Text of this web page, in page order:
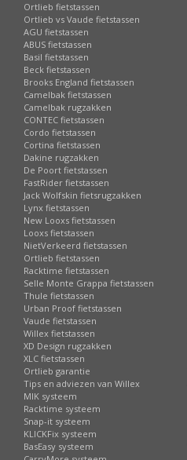
Ortlieb fietstassen
Ortlieb vs Vaude fietstassen
AGU fietstassen
ABUS fietstassen
Basil fietstassen
Beck fietstassen
Brooks England fietstassen
Camelbak fietstassen
Camelbak rugzakken
CONTEC fietstassen
Cordo fietstassen
Cortina fietstassen
Dakine rugzakken
De Poort fietstassen
FastRider fietstassen
Jack Wolfskin fietsrugzakken
Lynx fietstassen
New Looxs fietstassen
Looxs fietstassen
NietVerkeerd fietstassen
Ortlieb fietstassen
Racktime fietstassen
Selle Monte Grappa fietstassen
Thule fietstassen
Urban Proof fietstassen
Vaude fietstassen
Willex fietstassen
XD Design rugzakken
XLC fietstassen
Ortlieb garantie
Tips en adviezen van Willex
MIK systeem
Racktime systeem
Snap-it systeem
KLICKFix systeem
BasEasy systeem